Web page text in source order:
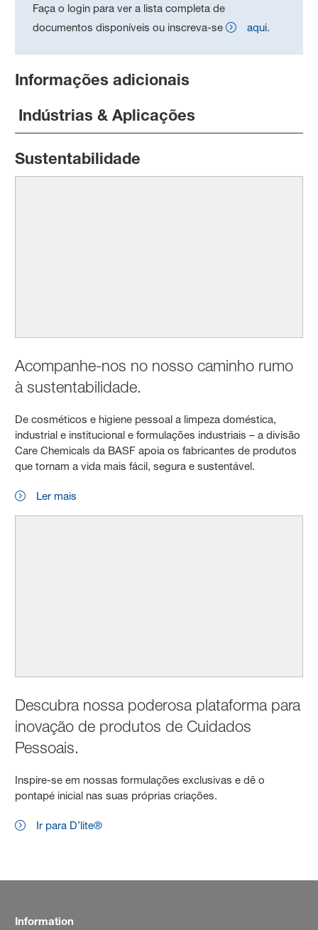
Faça o login para ver a lista completa de
documentos disponíveis ou inscreva-se
aqui.
Informações adicionais
Indústrias & Aplicações
Sustentabilidade
Acompanhe-nos no nosso caminho rumo
à sustentabilidade.
De cosméticos e higiene pessoal a limpeza doméstica,
industrial e institucional e formulações industriais – a divisão
Care Chemicals da BASF apoia os fabricantes de produtos
que tornam a vida mais fácil, segura e sustentável.
Ler mais
Descubra nossa poderosa plataforma para
inovação de produtos de Cuidados
Pessoais.
Inspire-se em nossas formulações exclusivas e dê o
pontapé inicial nas suas próprias criações.
Ir para D’lite®
Information